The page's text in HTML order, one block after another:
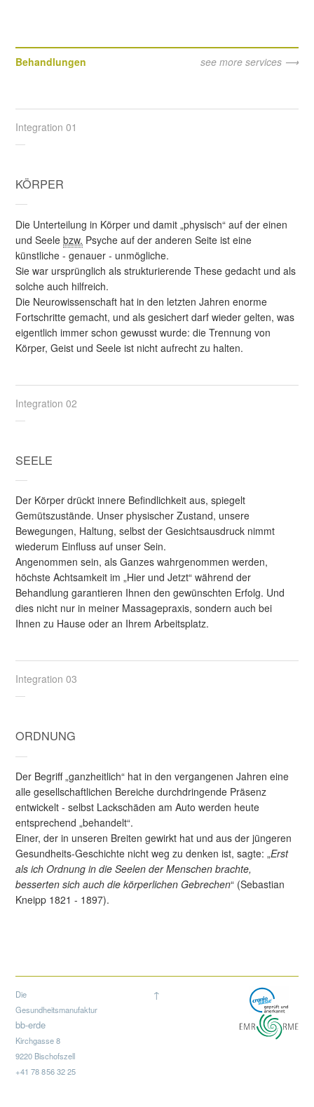
Behandlungen see more services
Integration 01
KÖRPER
Die Unterteilung in Körper und damit „physisch“ auf der einen
und Seelebzw. Psyche auf der anderen Seite ist eine
künstliche - genauer - unmögliche.
Sie war ursprünglich als strukturierende These gedacht und als
solche auch hilfreich.
Die Neurowissenschaft hat in den letzten Jahren enorme
Fortschritte gemacht, und als gesichert darf wieder gelten, was
eigentlich immer schon gewusst wurde: die Trennung von
Körper, Geist und Seele ist nicht aufrecht zu halten.
Integration 02
SEELE
Der Körper drückt innere Befindlichkeit aus, spiegelt
Gemütszustände. Unser physischer Zustand, unsere
Bewegungen, Haltung, selbst der Gesichtsausdruck nimmt
wiederum Einfluss auf unser Sein.
Angenommen sein, als Ganzes wahrgenommen werden,
höchste Achtsamkeit im „Hier und Jetzt“ während der
Behandlung garantieren Ihnen den gewünschten Erfolg. Und
dies nicht nur in meiner Massagepraxis, sondern auch bei
Ihnen zu Hause oder an Ihrem Arbeitsplatz.
Integration 03
ORDNUNG
Der Begriff „ganzheitlich“ hat in den vergangenen Jahren eine
alle gesellschaftlichen Bereiche durchdringende Präsenz
entwickelt - selbst Lackschäden am Auto werden heute
entsprechend „behandelt“.
Einer, der in unseren Breiten gewirkt hat und aus der jüngeren
Gesundheits-Geschichte nicht weg zu denken ist, sagte: „Erst
als ich Ordnung in die Seelen der Menschen brachte,
besserten sich auch die körperlichen Gebrechen“ (Sebastian
Kneipp 1821 - 1897).
Die
Gesundheitsmanufaktur
bb-erde
Kirchgasse 8
9220 Bischofszell
+41 78 856 32 25
↑